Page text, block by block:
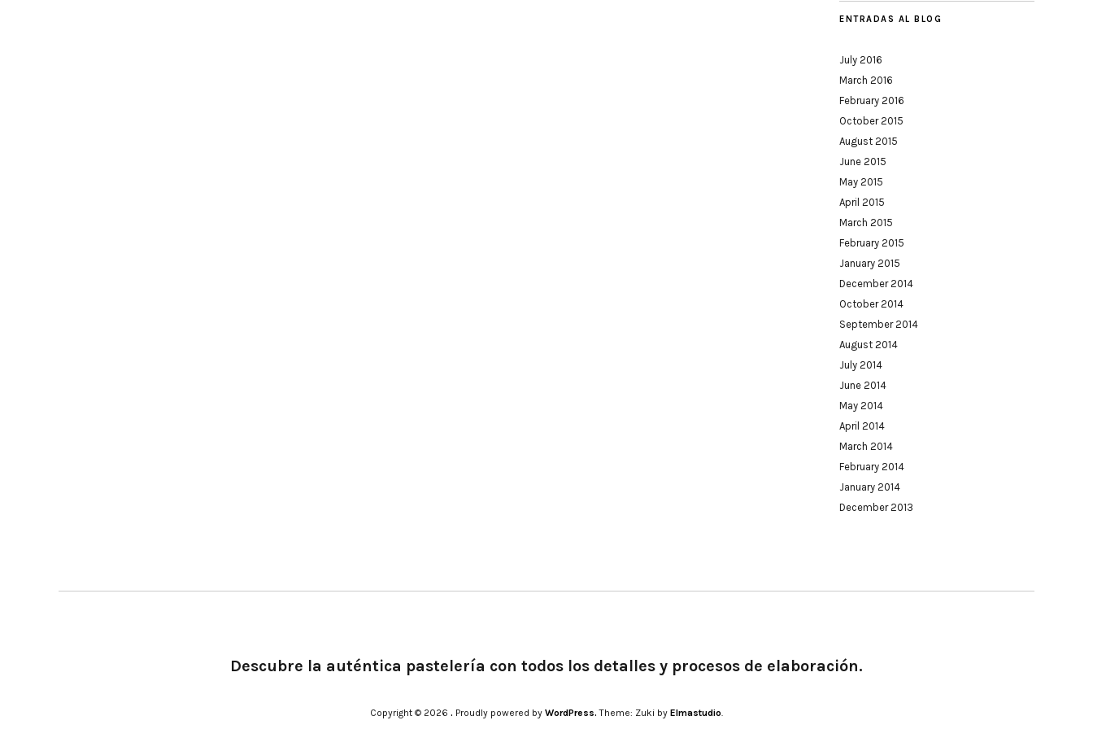
ENTRADAS AL BLOG
July 2016
March 2016
February 2016
October 2015
August 2015
June 2015
May 2015
April 2015
March 2015
February 2015
January 2015
December 2014
October 2014
September 2014
August 2014
July 2014
June 2014
May 2014
April 2014
March 2014
February 2014
January 2014
December 2013
Descubre la auténtica pastelería con todos los detalles y procesos de elaboración.
Copyright © 2026 . Proudly powered by WordPress. Theme: Zuki by Elmastudio.